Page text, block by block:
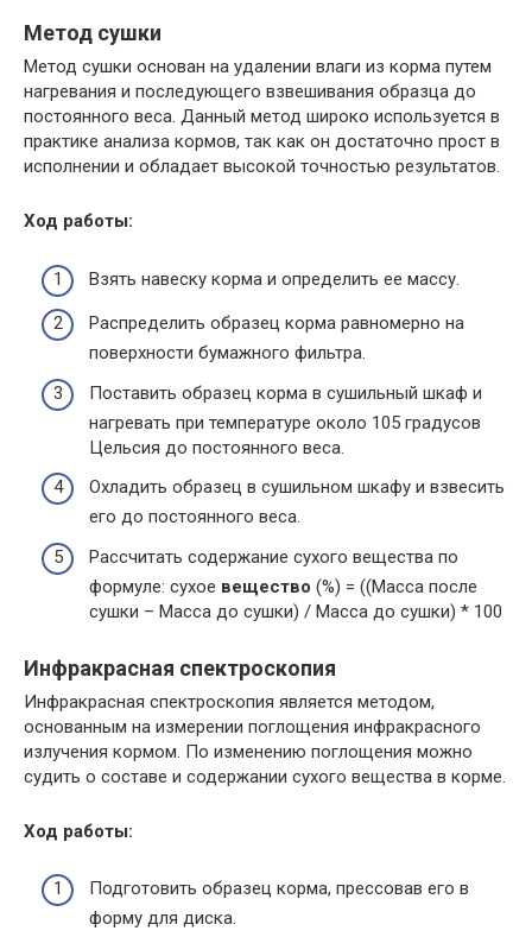
Метод сушки
Метод сушки основан на удалении влаги из корма путем
нагревания и последующего взвешивания образца до
постоянного веса. Данный метод широко используется в
практике анализа кормов, так как он достаточно прост в
исполнении и обладает высокой точностью результатов.
Ход работы:
Взять навеску корма и определить ее массу.
Распределить образец корма равномерно на
поверхности бумажного фильтра.
Поставить образец корма в сушильный шкаф и
нагревать при температуре около 105 градусов
Цельсия до постоянного веса.
Охладить образец в сушильном шкафу и взвесить
его до постоянного веса.
Рассчитать содержание сухого вещества по
формуле: сухое вещество (%) = ((Масса после
сушки – Масса до сушки) / Масса до сушки) * 100
Инфракрасная спектроскопия
Инфракрасная спектроскопия является методом,
основанным на измерении поглощения инфракрасного
излучения кормом. По изменению поглощения можно
судить о составе и содержании сухого вещества в корме.
Ход работы:
Подготовить образец корма, прессовав его в
форму для диска.